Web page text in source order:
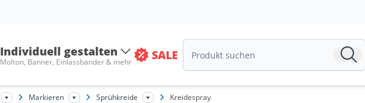
Individuell gestalten
Molton, Banner, Einlassbänder & mehr SALE
Markieren Sprühkreide Kreidespray